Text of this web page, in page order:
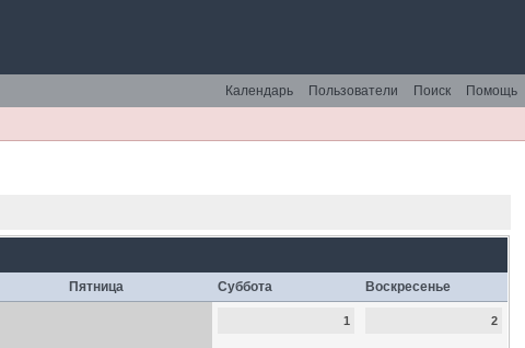
Помощь
Поиск
Пользователи
Календарь
Пятница Суббота Воскресенье
1 2